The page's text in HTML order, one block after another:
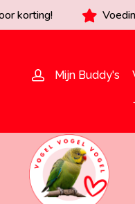
korting!
Mijn Buddy's